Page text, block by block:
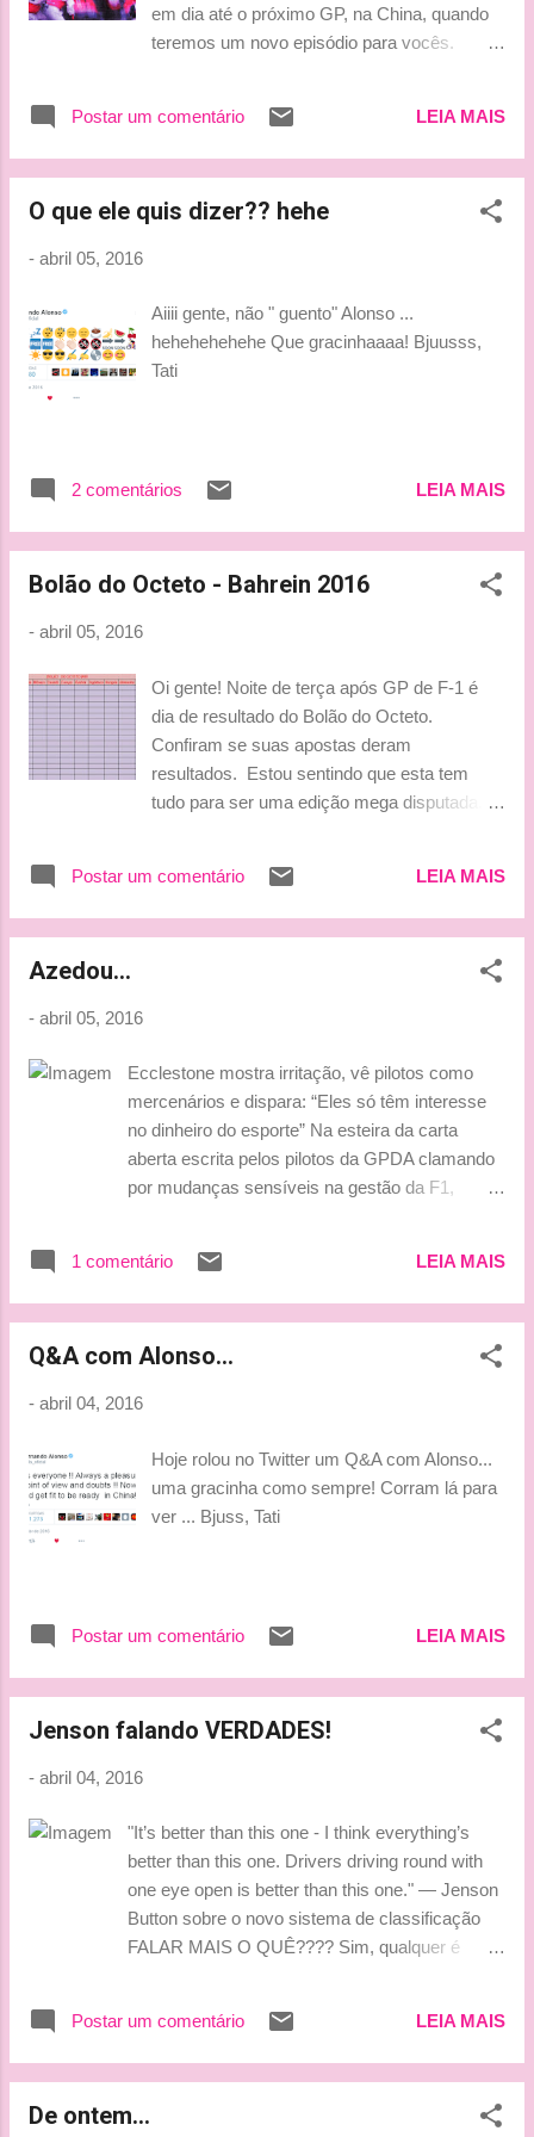
feliz com o desempenho do seu substituto, o nov...
em dia até o próximo GP, na China, quando
teremos um novo episódio para vocês.
Postar um comentário
LEIA MAIS
O que ele quis dizer?? hehe
- abril 05, 2016
Aiiii gente, não " guento" Alonso ...
hehehehehehe Que gracinhaaaa! Bjuusss,
Tati
2 comentários LEIA MAIS
Bolão do Octeto - Bahrein 2016
- abril 05, 2016
Oi gente! Noite de terça após GP de F-1 é
dia de resultado do Bolão do Octeto.
Confiram se suas apostas deram
resultados. Estou sentindo que esta tem
tudo para ser uma edição mega disputada.
Pole: Lewis Hamilton (Mercedes) P1: Nico
Rosberg (Mercedes) P2: Kimi Räikkönen
largaram na corrida, por isto não podem ser
considerados como primeiro abandono.
Fonte: www.formula1.com É isto gente.
Qualquer coisa me mandem um e-mail.
Beijinhos, Ludy
Postar um comentário LEIA MAIS
Azedou...
- abril 05, 2016
Ecclestone mostra irritação, vê pilotos como
mercenários e dispara: “Eles só têm interesse
no dinheiro do esporte” Na esteira da carta
aberta escrita pelos pilotos da GPDA clamando
por mudanças sensíveis na gestão da F1,
os protagonistas do espetáculo e os colocou na
posição de mercenários do esporte Cada vez
relativamente tenso entre os pilotos e os
novo capítulo deste embate foi escrito por
competidores no fim de semana do GP do
Bahrein e disse que “eles sequer deveriam ser
autorizados a falar”. Tudo eclodiu depois do
foi em frente, mas desagradou não só os
competidores, mas também chefes de equipes
e dirigentes da categoria. ...
1 comentário LEIA MAIS
Q&A com Alonso...
- abril 04, 2016
Hoje rolou no Twitter um Q&A com Alonso...
uma gracinha como sempre! Corram lá para
ver ... Bjuss, Tati
Postar um comentário LEIA MAIS
Jenson falando VERDADES!
- abril 04, 2016
"It’s better than this one - I think everything’s
better than this one. Drivers driving round with
one eye open is better than this one." — Jenson
Button sobre o novo sistema de classificação
FALAR MAIS O QUÊ???? Sim, qualquer é
Postar um comentário
LEIA MAIS
De ontem...